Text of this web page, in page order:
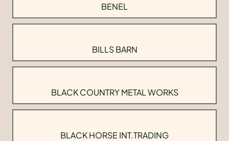
BENEL
BILLS BARN
BLACK COUNTRY METAL WORKS
BLACK HORSE INT.TRADING